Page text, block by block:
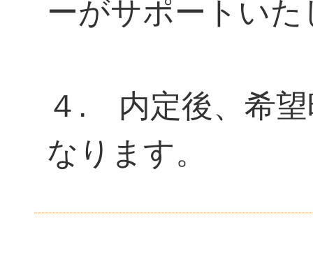
ーがサポートいた
４. 内定後、希望
なります。